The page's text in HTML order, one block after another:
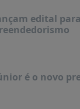
edital
é o novo